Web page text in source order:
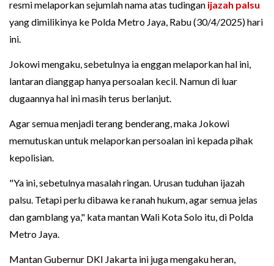
resmi melaporkan sejumlah nama atas tudingan ijazah palsu
yang dimilikinya ke Polda Metro Jaya, Rabu (30/4/2025) hari
ini.
Jokowi mengaku, sebetulnya ia enggan melaporkan hal ini,
lantaran dianggap hanya persoalan kecil. Namun di luar
dugaannya hal ini masih terus berlanjut.
Agar semua menjadi terang benderang, maka Jokowi
memutuskan untuk melaporkan persoalan ini kepada pihak
kepolisian.
"Ya ini, sebetulnya masalah ringan. Urusan tuduhan ijazah
palsu. Tetapi perlu dibawa ke ranah hukum, agar semua jelas
dan gamblang ya," kata mantan Wali Kota Solo itu, di Polda
Metro Jaya.
Mantan Gubernur DKI Jakarta ini juga mengaku heran,